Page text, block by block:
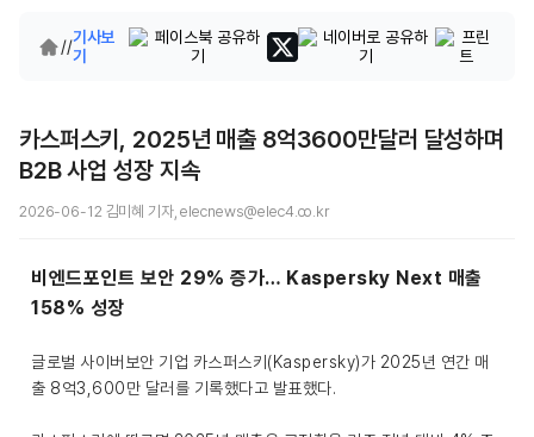
//기사보
기
카스퍼스키, 2025년 매출 8억3600만달러 달성하며
B2B 사업 성장 지속
2026-06-12 김미혜 기자, elecnews@elec4.co.kr
비엔드포인트 보안 29% 증가… Kaspersky Next 매출
158% 성장
글로벌 사이버보안 기업 카스퍼스키(Kaspersky)가 2025년 연간 매
출 8억3,600만 달러를 기록했다고 발표했다.